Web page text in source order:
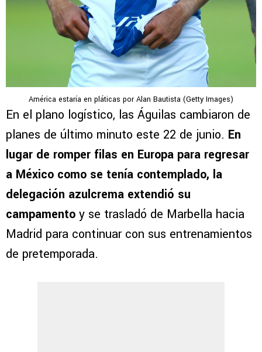
América estaría en pláticas por Alan Bautista (Getty Images)
En el plano logístico, las Águilas cambiaron de
planes de último minuto este 22 de junio. En
lugar de romper filas en Europa para regresar
a México como se tenía contemplado, la
delegación azulcrema extendió su
campamento y se trasladó de Marbella hacia
Madrid para continuar con sus entrenamientos
de pretemporada.